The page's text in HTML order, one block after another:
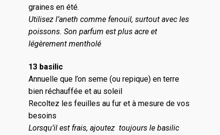
graines en été.
Utilisez l’aneth comme fenouil, surtout avec les
poissons. Son parfum est plus acre et
légèrement mentholé
13 basilic
Annuelle que l’on seme (ou repique) en terre
bien réchauffée et au soleil
Recoltez les feuilles au fur et à mesure de vos
besoins
Lorsqu’il est frais, ajoutez toujours le basilic